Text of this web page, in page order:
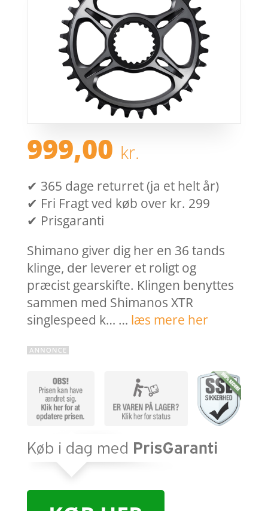
999,00 kr.
✔ 365 dage returret (ja et helt år)
✔ Fri Fragt ved køb over kr. 299
✔ Prisgaranti
Shimano giver dig her en 36 tands
klinge, der leverer et roligt og
præcist gearskifte. Klingen benyttes
sammen med Shimanos XTR
singlespeed k… … læs mere her